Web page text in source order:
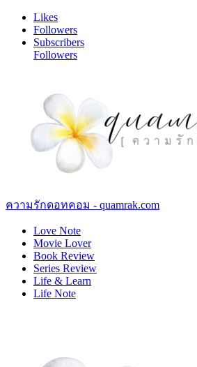
Likes
Followers
Subscribers
Followers
ความรักดอทคอม - quamrak.com
Love Note
Movie Lover
Book Review
Series Review
Life & Learn
Life Note